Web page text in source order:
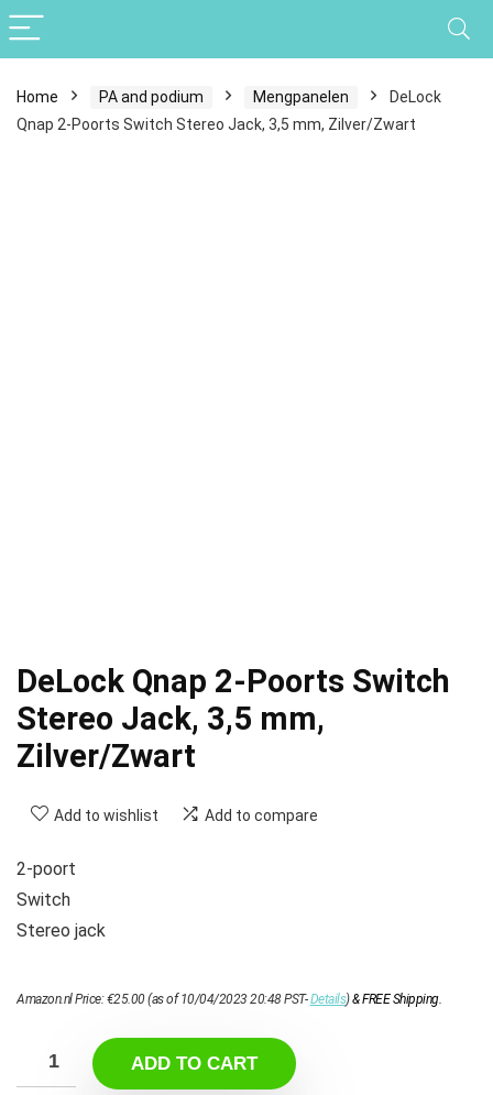
Home PA and podium Mengpanelen
DeLock
Qnap 2-Poorts Switch Stereo Jack, 3,5 mm, Zilver/Zwart
DeLock Qnap 2-Poorts Switch
Stereo Jack, 3,5 mm,
Zilver/Zwart
Add to wishlist Add to compare
2-poort
Switch
Stereo jack
Amazon.nl Price:€25.00(as of 10/04/2023 20:48 PST-Details)&FREE Shipping.
ADD TO CART